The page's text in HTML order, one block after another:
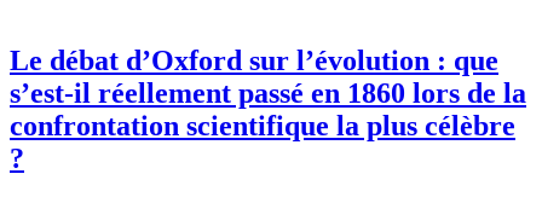
Le débat d’Oxford sur l’évolution : que
s’est-il réellement passé en 1860 lors de la
confrontation scientifique la plus célèbre
?